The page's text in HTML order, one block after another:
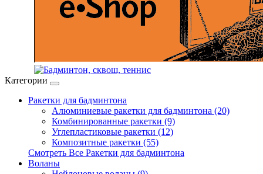
Категории
Ракетки для бадминтона
Алюминиевые ракетки для бадминтона (20)
Комбинированные ракетки (9)
Углепластиковые ракетки (12)
Композитные ракетки (55)
Смотреть Все Ракетки для бадминтона
Воланы